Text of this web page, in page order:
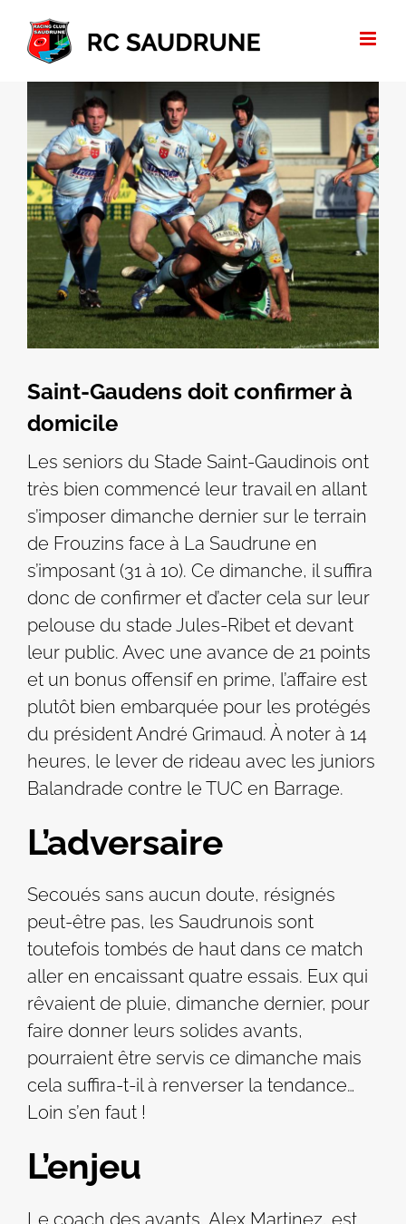
Passer
contenu
l'image
agrandie
Saint-Gaudens doit confirmer à
domicile
Les seniors du Stade Saint-Gaudinois ont
très bien commencé leur travail en allant
s’imposer dimanche dernier sur le terrain
de Frouzins face à La Saudrune en
s’imposant (31 à 10). Ce dimanche, il suffira
donc de confirmer et d’acter cela sur leur
pelouse du stade Jules-Ribet et devant
leur public. Avec une avance de 21 points
et un bonus offensif en prime, l’affaire est
plutôt bien embarquée pour les protégés
du président André Grimaud. À noter à 14
heures, le lever de rideau avec les juniors
Balandrade contre le TUC en Barrage.
L’adversaire
Secoués sans aucun doute, résignés
peut-être pas, les Saudrunois sont
toutefois tombés de haut dans ce match
aller en encaissant quatre essais. Eux qui
rêvaient de pluie, dimanche dernier, pour
faire donner leurs solides avants,
pourraient être servis ce dimanche mais
cela suffira-t-il à renverser la tendance…
Loin s’en faut !
L’enjeu
Le coach des avants, Alex Martinez, est